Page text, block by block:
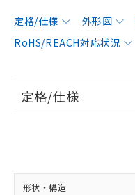
定格/仕様 外形図
RoHS/REACH対応状況
定格/仕様
形状・構造